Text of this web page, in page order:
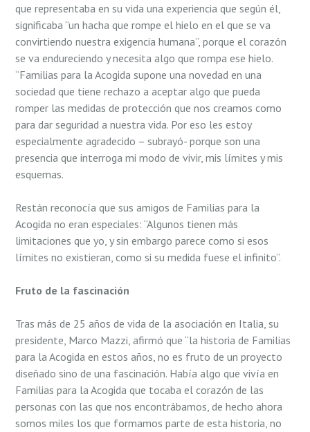
que representaba en su vida una experiencia que según él,
significaba “un hacha que rompe el hielo en el que se va
convirtiendo nuestra exigencia humana”, porque el corazón
se va endureciendo y necesita algo que rompa ese hielo.
“Familias para la Acogida supone una novedad en una
sociedad que tiene rechazo a aceptar algo que pueda
romper las medidas de protección que nos creamos como
para dar seguridad a nuestra vida. Por eso les estoy
especialmente agradecido – subrayó- porque son una
presencia que interroga mi modo de vivir, mis límites y mis
esquemas.
Restán reconocía que sus amigos de Familias para la
Acogida no eran especiales: “Algunos tienen más
limitaciones que yo, y sin embargo parece como si esos
límites no existieran, como si su medida fuese el infinito”.
Fruto de la fascinación
Tras más de 25 años de vida de la asociación en Italia, su
presidente, Marco Mazzi, afirmó que “la historia de Familias
para la Acogida en estos años, no es fruto de un proyecto
diseñado sino de una fascinación. Había algo que vivía en
Familias para la Acogida que tocaba el corazón de las
personas con las que nos encontrábamos, de hecho ahora
somos miles los que formamos parte de esta historia, no